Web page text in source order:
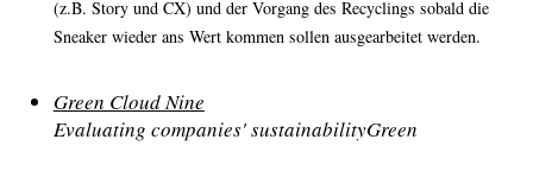
(z.B. Story und CX) und der Vorgang des Recyclings sobald die
Sneaker wieder ans Wert kommen sollen ausgearbeitet werden.
Green Cloud Nine
Evaluating companies' sustainabilityGreen